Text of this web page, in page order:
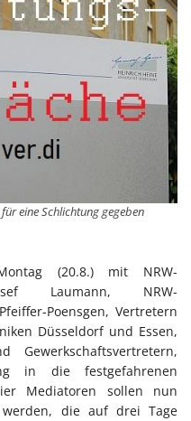
eine Schlichtung gegeben
(20.8.) mit NRW-
Laumann, NRW-
Poensgen, Vertretern
Düsseldorf und Essen,
Gewerkschaftsvertretern,
in die festgefahrenen
Mediatoren sollen nun
werden, die auf drei Tage